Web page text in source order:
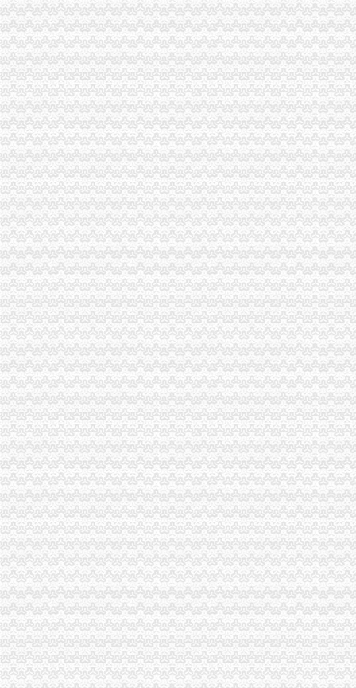
重庆模式真相--焦点信息网
深交所上市公司公告信息（）-搜狐财经
重庆市国土资源和房屋管理局_城南家园、康居西城公租房商业配套招
重庆水务融资融券-融资融券-重庆水务融资余额
新桥办执照
中国常州高新区-关于新桥镇开展无证培训机构及非法幼托整工作的
【58同城】新桥装修设计公司_新桥家装设计_新桥室内设计师
【重庆新桥公司资质认证|企业资质认证|企业认证网】-重庆赶集网
深圳市手机外壳印机|手机外壳印机供应商|供应江苏手机外壳UV
2017年生产技改-110kV新桥变电站110kV1号主变更换改造10kV开关柜
童家桥办执照
青岛到宜城货运专线直达物流公司'-北京市汽车运输--中
【多图】《**》满五唯一,*楼层,*,价比高！,管弄路251弄二手
重庆货运司机：厂区直招货运司机包吃住[代招]-重庆爱问分类
重庆厂房出租-重庆厂房网-重庆招商网
【萍乡二手宗申转让/交易市场】-萍乡赶集网
双碑办执照
万事通_新浪新闻
夏俊峰案二审辩护词_天朝司法是抑扬善还是其道而行之？-广州搜
绵“野”培训象多“名师”授课是谎言（图）_大成网_腾讯网
让我们划起双桨“艇”入嘉陵江-重庆社区
重庆沙坪坝门户网
三峡广场办执照
看脸的时代却丑在证件照上看别人家的摄影师怎么破四川新闻网-主流
【图】重庆沙坪坝三峡广场代办营业执照公司_重庆工商注册_重庆列表
重庆爱德华院_互动百科
重庆公司注册工商注册营业执照代办代理记帐重庆工商代办
上海五室中等装修酒店公寓|上海五室中等装修酒店公寓信息-上海酷易搜
青木关办执照
wyk/MailingLists
第03章_大薮春彦《叛逆者》
钟表馆幽灵-和谐惊悚剧-大众点评社区
街道办书记效能建设先进事迹.doc_淘豆网
[关联交易]佛塑科技：非公开发行股份购买资产暨关联交易报告书（修
井口办执照
关于发动和支持群众办小煤矿若干问题的规定
联合建筑、生活污水处理站、提升机房、井口房五项劳务分包工程招
河北省煤炭行业关闭非法和布局不合理煤矿工作实施方案
北京端掉6家“黑水厂”部分桶装水流入社区-搜狐财经
中共汉中市委汉中市人民关于省委第三环境保护督察组交办问题
歌乐山办执照